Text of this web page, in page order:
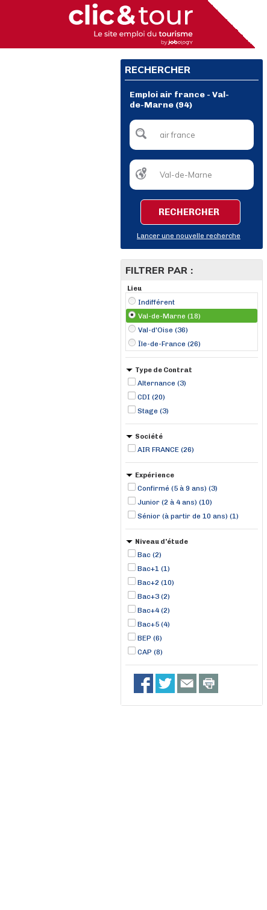
RECHERCHER
Emploi air france - Val-
de-Marne (94)
RECHERCHER
Lancer une nouvelle recherche
FILTRER PAR :
Lieu
Indifférent
Val-de-Marne (18)
Val-d'Oise (36)
Île-de-France (26)
Type de Contrat
Alternance (3)
CDI (20)
Stage (3)
Société
AIR FRANCE (26)
Expérience
Confirmé (5 à 9 ans) (3)
Junior (2 à 4 ans) (10)
Sénior (à partir de 10 ans) (1)
Niveau d'étude
Bac (2)
Bac+1 (1)
Bac+2 (10)
Bac+3 (2)
Bac+4 (2)
Bac+5 (4)
BEP (6)
CAP (8)